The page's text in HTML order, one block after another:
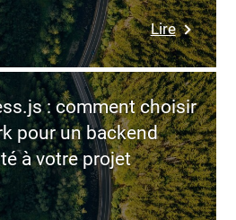
qu’ils
ne
être
(et
y
Lire:
Recruter
des
à
distance
en
Moldavie
:
: comment choisir
pour un backend
à votre projet